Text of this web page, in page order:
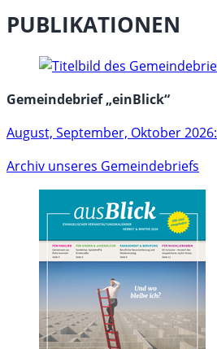
PUBLIKATIONEN
Gemeindebrief „einBlick“
August, September, Oktober 2026:
Archiv unseres Gemeindebriefs